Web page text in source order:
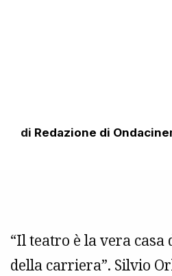
di Redazione di
“Il teatro è la vera casa
della carriera”. Silvio